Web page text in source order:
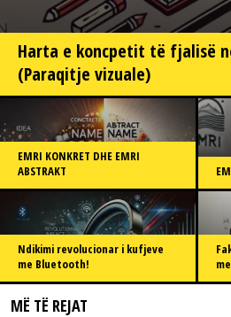
Harta e koncpetit të fjalisë
(Paraqitje vizuale)
EMRI KONKRET DHE EMRI
ABSTRAKT
Ndikimi revolucionar i kufjeve
me Bluetooth!
MË TË REJAT